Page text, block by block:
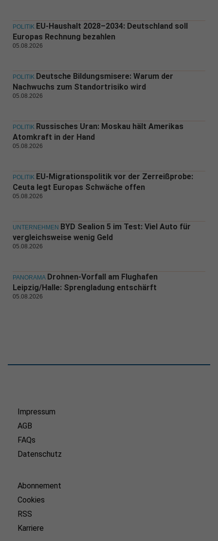
POLITIK EU-Haushalt 2028–2034: Deutschland soll
Europas Rechnung bezahlen
05.08.2026
POLITIK Deutsche Bildungsmisere: Warum der
Nachwuchs zum Standortrisiko wird
05.08.2026
POLITIK Russisches Uran: Moskau hält Amerikas
Atomkraft in der Hand
05.08.2026
POLITIK EU-Migrationspolitik vor der Zerreißprobe:
Ceuta legt Europas Schwäche offen
05.08.2026
UNTERNEHMEN BYD Sealion 5 im Test: Viel Auto für
vergleichsweise wenig Geld
05.08.2026
PANORAMA Drohnen-Vorfall am Flughafen
Leipzig/Halle: Sprengladung entschärft
05.08.2026
Impressum
AGB
FAQs
Datenschutz
Abonnement
Cookies
RSS
Karriere